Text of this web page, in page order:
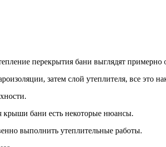
перекрытия бани выглядят примерно
затем слой утеплителя, все это
крыши бани есть некоторые нюансы.
выполнить утеплительные работы.